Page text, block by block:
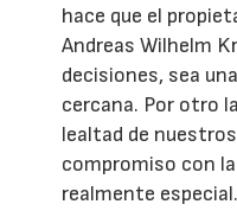
hace que el
Andreas Wilhelm
decisiones, sea
cercana. Por otro
lealtad de
compromiso con
realmente especial.